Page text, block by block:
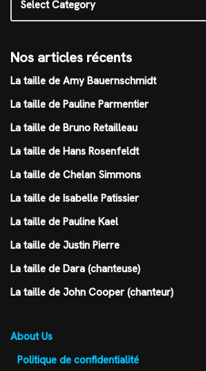
Nos articles récents
La taille de Amy Bauernschmidt
La taille de Pauline Parmentier
La taille de Bruno Retailleau
La taille de Hans Rosenfeldt
La taille de Chelan Simmons
La taille de Isabelle Patissier
La taille de Pauline Kael
La taille de Justin Pierre
La taille de Dara (chanteuse)
La taille de John Cooper (chanteur)
About Us
Politique de confidentialité